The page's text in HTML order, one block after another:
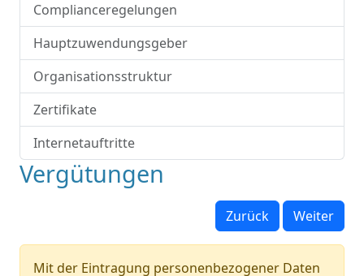
Complianceregelungen
Hauptzuwendungsgeber
Organisationsstruktur
Zertifikate
Internetauftritte
Vergütungen
Zurück Weiter
Mit der Eintragung personenbezogener Daten